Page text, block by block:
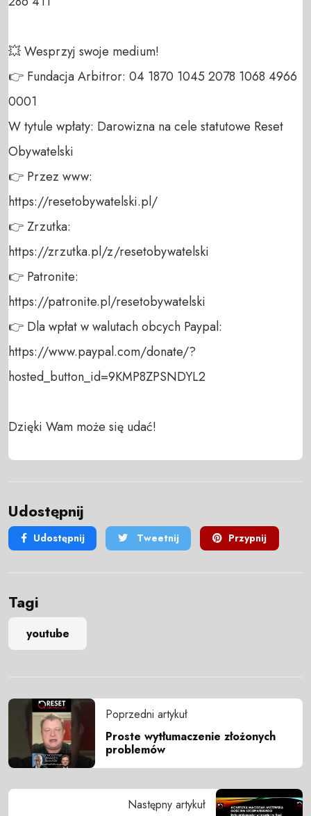
💥 Wesprzyj swoje medium!
👉 Fundacja Arbitror: 04 1870 1045 2078 1068 4966
0001
W tytule wpłaty: Darowizna na cele statutowe Reset
Obywatelski
👉 Przez www:
https://resetobywatelski.pl/
👉 Zrzutka:
https://zrzutka.pl/z/resetobywatelski
👉 Patronite:
https://patronite.pl/resetobywatelski
👉 Dla wpłat w walutach obcych Paypal:
https://www.paypal.com/donate/?
hosted_button_id=9KMP8ZPSNDYL2
Dzięki Wam może się udać!
Udostępnij
Udostępnij Tweetnij Przypnij
Tagi
youtube
Poprzedni artykuł
Proste wytłumaczenie złożonych
problemów
Następny artykuł